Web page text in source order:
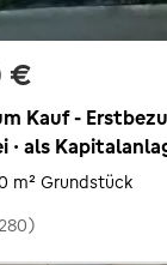
€
Kauf -
· als
m² Grundstück